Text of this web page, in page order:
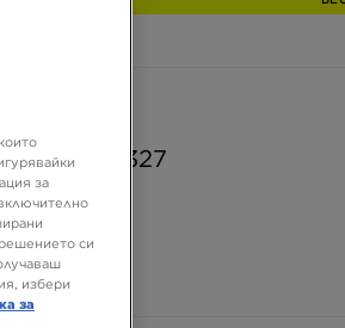
327
ЛВ.
за
си
избери
за